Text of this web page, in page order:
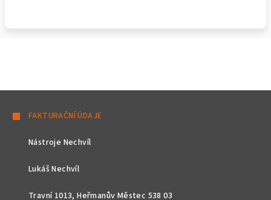
FAKTURAČNÍ ÚDAJE
Nástroje Nechvíl
Lukáš Nechvíl
Travní 1013, Heřmanův Městec 538 03